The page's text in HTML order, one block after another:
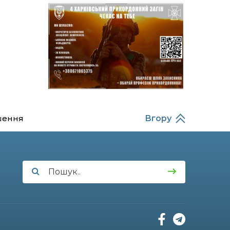
14:37
21 лип
Захищав кордон до
останнього подиху:
пам’яті полеглого
прикордонника
Олександра Кичаня
(ВІДЕО)
11:28
Від штанги до «крил»: як
спорт і характер
перемогу на Донеччині
Вгору